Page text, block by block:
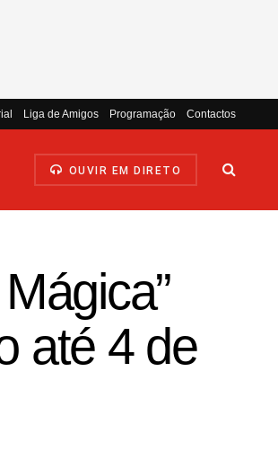
Liga de Amigos Programação Contactos
OUVIR EM DIRETO
até 4 de